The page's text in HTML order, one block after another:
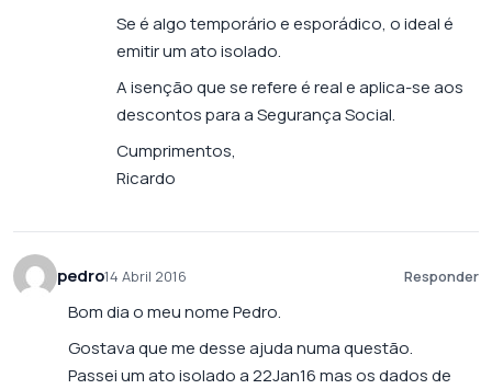
Se é algo temporário e esporádico, o ideal é
emitir um ato isolado.
A isenção que se refere é real e aplica-se aos
descontos para a Segurança Social.
Cumprimentos,
Ricardo
pedro14 Abril 2016 Responder
Bom dia o meu nome Pedro.
Gostava que me desse ajuda numa questão.
Passei um ato isolado a 22Jan16 mas os dados de